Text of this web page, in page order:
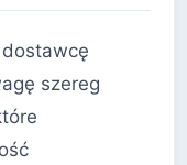
szereg